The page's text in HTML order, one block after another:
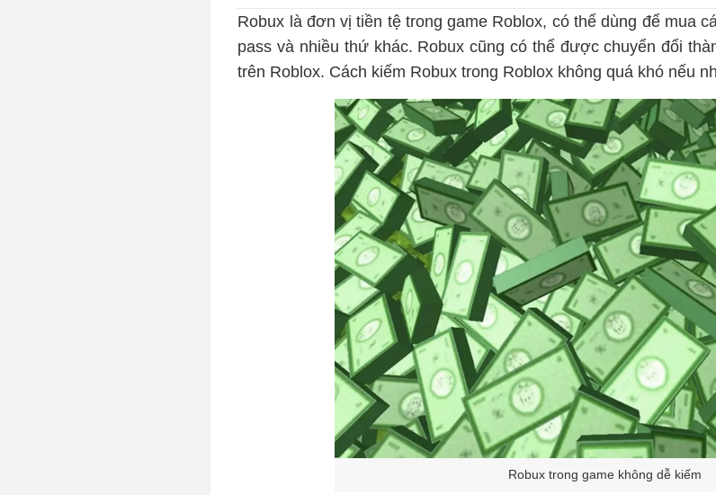
Robux là đơn vị tiền tệ trong game Roblox, có thể dùng để mua
pass và nhiều thứ khác. Robux cũng có thể được chuyển đổi
trên Roblox. Cách kiếm Robux trong Roblox không quá khó nếu
Robux trong game không dễ kiếm